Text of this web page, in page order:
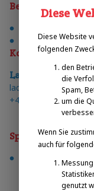
Behinderungen
Körperliche
Kontakte
Lada
Kořínková
E-mail
telefon
+420 774 263 030
Sporty
Diese
Diese Website
folgenden
den
die
Spam,
um die
Wenn Sie
auch für
genutzt